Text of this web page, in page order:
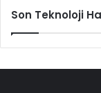
Son Teknoloji